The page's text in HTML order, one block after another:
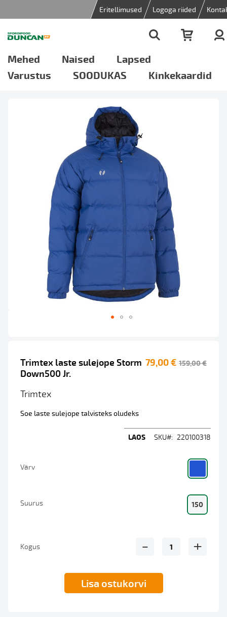
Eritellimused Logoga riided
Mehed Naised
Lapsed
Varustus
SOODUKAS Kinkekaardid
the
beginning
the
gallery
Trimtex laste sulejope Storm
Down500 Jr.
79,00 € 159,00 €
Trimtex
Soe laste sulejope talvisteks oludeks
LAOS SKU 220100318
Värv
Suurus 150
Kogus - +
Lisa ostukorvi